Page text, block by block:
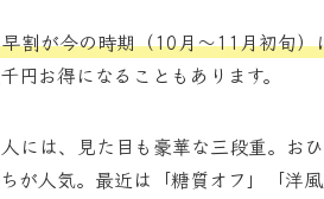
早割が今の時期（10月〜11月初旬）
円お得になることもあります。
には、見た目も豪華な三段重。お
が人気。最近は「糖質オフ」「洋